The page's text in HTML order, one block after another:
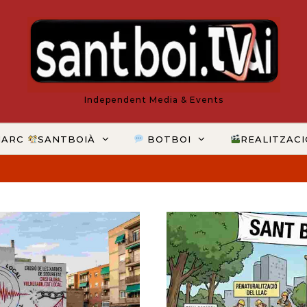
Independent Media & Events
SANTBOIÀ BOTBOI